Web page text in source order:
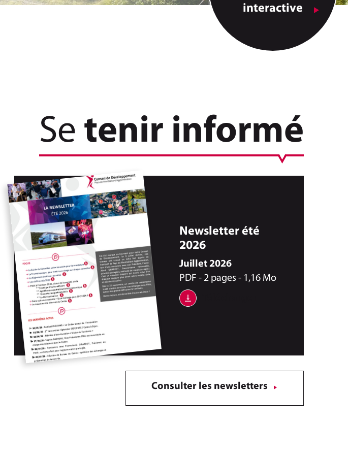
interactive
Se tenir informé
Newsletter été
2026
Juillet 2026
PDF - 2 pages - 1,16 Mo
Consulter les newsletters